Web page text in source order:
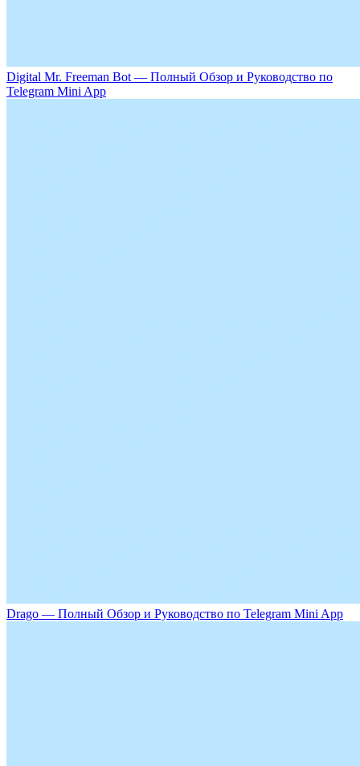
Digital Mr. Freeman Bot — Полный Обзор и Руководство по
Telegram Mini App
Drago — Полный Обзор и Руководство по Telegram Mini App